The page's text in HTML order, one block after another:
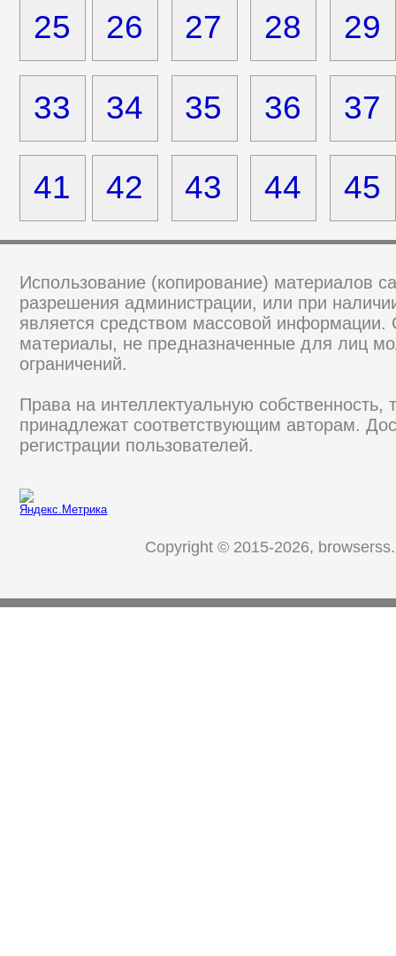
Использование (копирование) материалов
разрешения администрации, или при
является средством массовой информации.
материалы, не предназначенные для лиц
ограничений.
Права на интеллектуальную собственность,
принадлежат соответствующим авторам.
регистрации пользователей.
Copyright © 2015-2026,
25 26 27 29
28
33 34 37
35 36
41 42 43 44 45